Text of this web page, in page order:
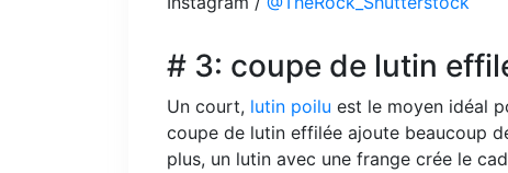
# 3: coupe de lutin
Un court, lutin poilu est le moyen idéal
coupe de lutin effilée ajoute beaucoup
plus, un lutin avec une frange crée le